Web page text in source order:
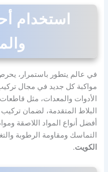
استخدام
في عالم يتطور باستمرار،
مواكبة كل جديد في مجال
الأدوات والمعدات، مثل
البلاط المتقدمة، لضمان
أفضل أنواع المواد اللاصقة
التماسك ومقاومة الرطوبة
الكويت.